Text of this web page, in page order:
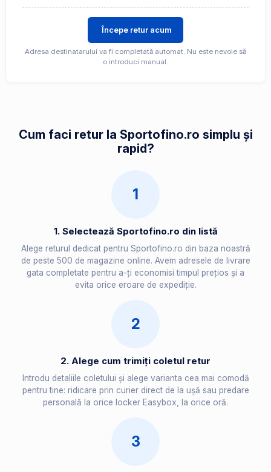
Începe retur acum
Adresa destinatarului va fi completată automat. Nu este nevoie să
o introduci manual.
Cum faci retur la Sportofino.ro simplu și
rapid?
1
1. Selectează Sportofino.ro din listă
Alege returul dedicat pentru Sportofino.ro din baza noastră
de peste 500 de magazine online. Avem adresele de livrare
gata completate pentru a-ți economisi timpul prețios și a
evita orice eroare de expediție.
2
2. Alege cum trimiți coletul retur
Introdu detaliile coletului și alege varianta cea mai comodă
pentru tine: ridicare prin curier direct de la ușă sau predare
personală la orice locker Easybox, la orice oră.
3